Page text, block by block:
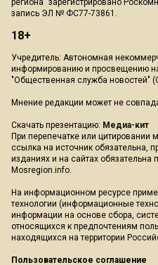
региона" зарегистрировано
запись ЭЛ № ФС77-73861.
18+
Учредитель: Автономная
информированию и просвещению
"Общественная служба новостей"
Мнение редакции может не
Скачать презентацию: Медиа-кит
При перепечатке или цитировании
ссылка на источник обязательна,
изданиях и на сайтах обязательна
Mosregion.info.
На информационном ресурсе
технологии (информационные
информации на основе сбора,
относящихся к предпочтениям
находящихся на территории
Пользовательское соглашение